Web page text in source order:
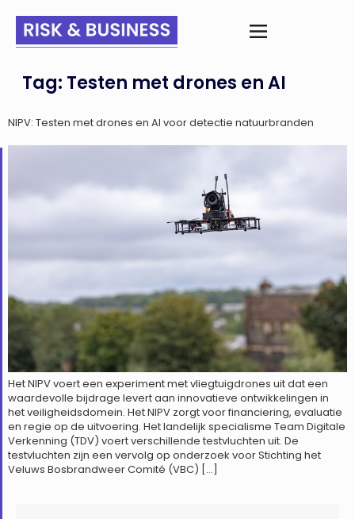
Tag: Testen met drones en AI
NIPV: Testen met drones en AI voor detectie natuurbranden
Het NIPV voert een experiment met vliegtuigdrones uit dat een
waardevolle bijdrage levert aan innovatieve ontwikkelingen in
het veiligheidsdomein. Het NIPV zorgt voor financiering, evaluatie
en regie op de uitvoering. Het landelijk specialisme Team Digitale
Verkenning (TDV) voert verschillende testvluchten uit. De
testvluchten zijn een vervolg op onderzoek voor Stichting het
Veluws Bosbrandweer Comité (VBC) […]